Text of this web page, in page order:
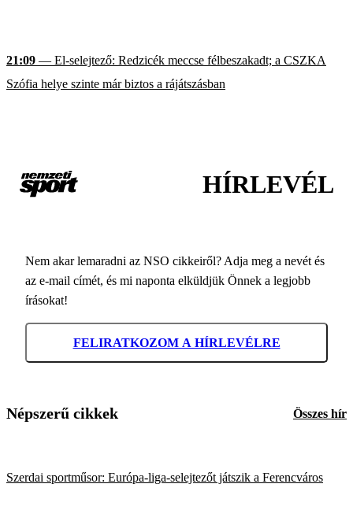
21:09 — El-selejtező: Redzicék meccse félbeszakadt; a CSZKA
Szófia helye szinte már biztos a rájátszásban
HÍRLEVÉL
Nem akar lemaradni az NSO cikkeiről? Adja meg a nevét és
az e-mail címét, és mi naponta elküldjük Önnek a legjobb
írásokat!
FELIRATKOZOM A HÍRLEVÉLRE
Népszerű cikkek Összes hír
Szerdai sportműsor: Európa-liga-selejtezőt játszik a Ferencváros